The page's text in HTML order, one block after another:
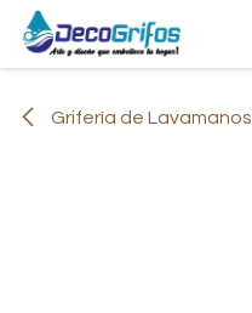
Ir al contenido
Grifería de Lavamanos